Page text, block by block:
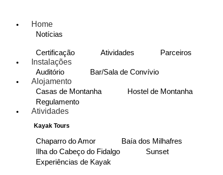
Home
Notícias
Certificação Atividades
Parceiros
Instalações
Auditório
Bar/Sala de Convívio
Alojamento
Casas de Montanha
Hostel de Montanha
Regulamento
Atividades
Kayak Tours
Chaparro do Amor
Baía dos Milhafres
Ilha do Cabeço do Fidalgo
Sunset
Experiências de Kayak